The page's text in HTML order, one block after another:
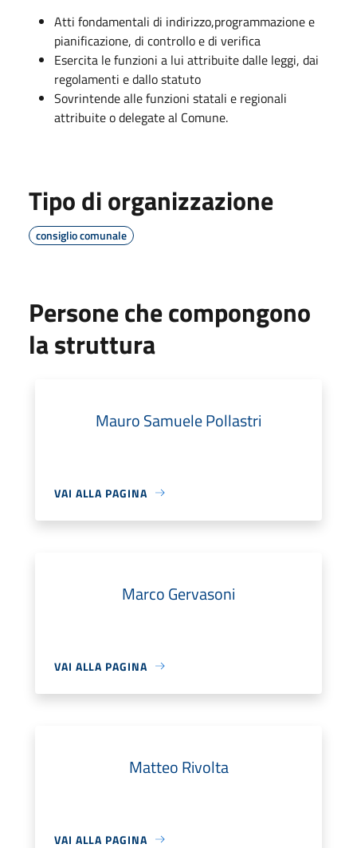
Atti fondamentali di indirizzo,programmazione e
pianificazione, di controllo e di verifica
Esercita le funzioni a lui attribuite dalle leggi, dai
regolamenti e dallo statuto
Sovrintende alle funzioni statali e regionali
attribuite o delegate al Comune.
Tipo di organizzazione
consiglio comunale
Persone che compongono
la struttura
Mauro Samuele Pollastri
VAI ALLA PAGINA
Marco Gervasoni
VAI ALLA PAGINA
Matteo Rivolta
VAI ALLA PAGINA